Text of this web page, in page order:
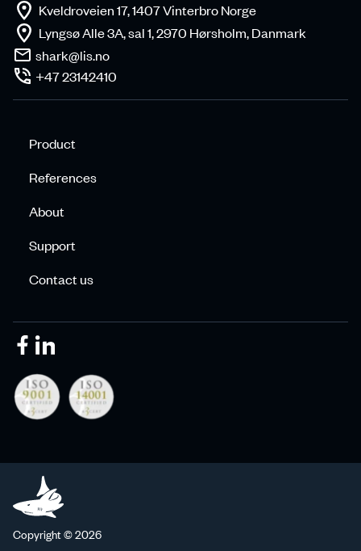
Kveldroveien 17, 1407 Vinterbro Norge
Lyngsø Alle 3A, sal 1, 2970 Hørsholm, Danmark
shark@lis.no
+47 23142410
Product
References
About
Support
Contact us
Copyright © 2026